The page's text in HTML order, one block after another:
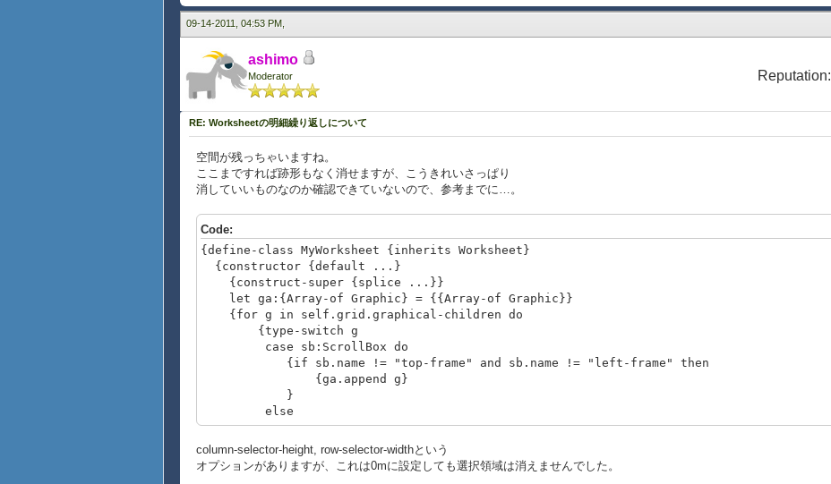
09-14-2011, 04:53 PM,
ashimo
Moderator Reputation:
RE: Worksheetの明細繰り返しについて
空間が残っちゃいますね。
ここまですれば跡形もなく消せますが、こうきれいさっぱり
消していいものなのか確認できていないので、参考までに…。
Code:
{define-class MyWorksheet {inherits Worksheet}
{constructor {default ...}
{construct-super {splice ...}}
let ga:{Array-of Graphic} = {{Array-of Graphic}}
{for g in self.grid.graphical-children do
{type-switch g
case sb:ScrollBox do
{if sb.name != "top-frame" and sb.name != "left-frame" then
{ga.append g}
}
else
{ga.append g}
}
}
{self.grid.clear}
column-selector-height, row-selector-widthという
オプションがありますが、これは0mに設定しても選択領域は消えませんでした。